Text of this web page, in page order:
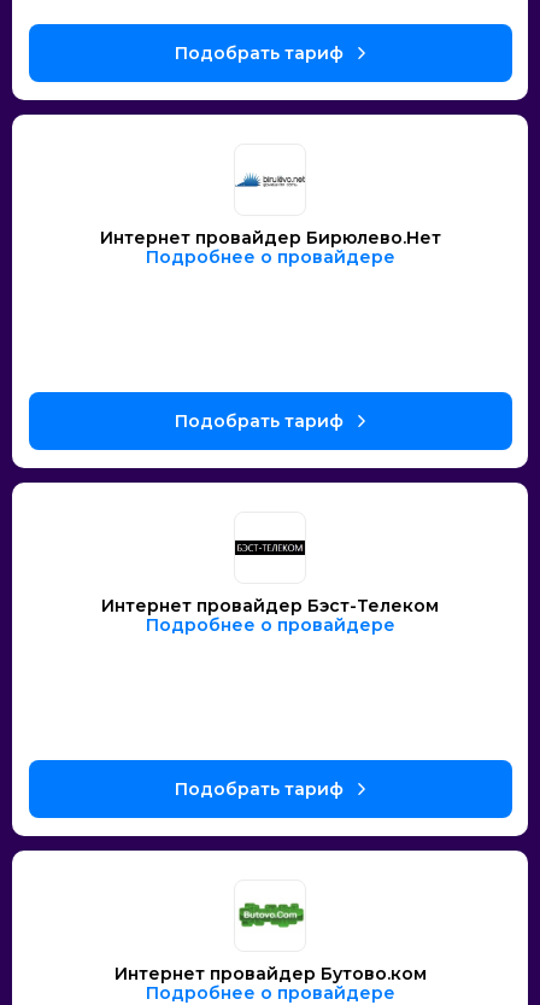
Интернет провайдер Бирюлево.Нет
Подробнее о провайдере
Интернет провайдер Бэст-Телеком
Подробнее о провайдере
Интернет провайдер Бутово.ком
Подробнее о провайдере